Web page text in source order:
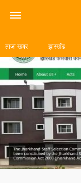
ताज़ा खबर झारखंड